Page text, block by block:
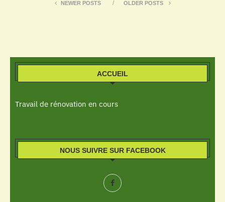
NEWER POSTS OLDER POSTS
ACCUEIL
Travail de rénovation en cours
NOUS SUIVRE SUR FACEBOOK